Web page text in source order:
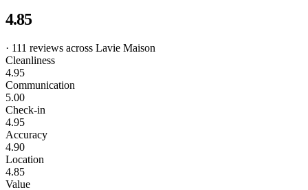
4.85
· 111 reviews across Lavie Maison
Cleanliness
4.95
Communication
5.00
Check-in
4.95
Accuracy
4.90
Location
4.85
Value